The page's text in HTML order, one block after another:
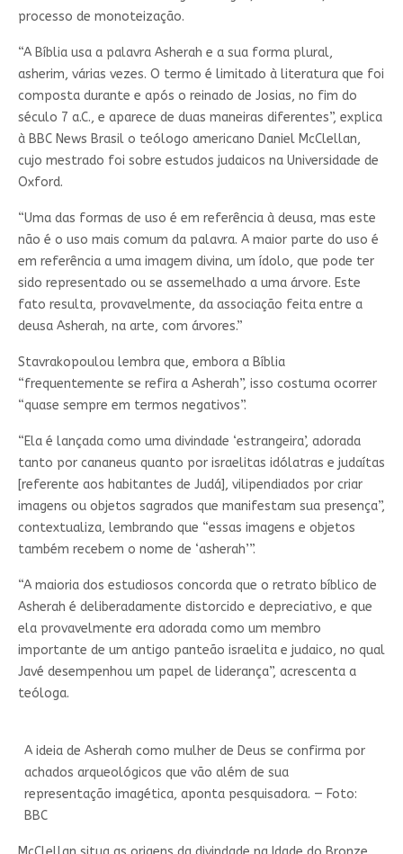
processo de monoteização.
“A Bíblia usa a palavra Asherah e a sua forma plural,
asherim, várias vezes. O termo é limitado à literatura que foi
composta durante e após o reinado de Josias, no fim do
século 7 a.C., e aparece de duas maneiras diferentes”, explica
à BBC News Brasil o teólogo americano Daniel McClellan,
cujo mestrado foi sobre estudos judaicos na Universidade de
Oxford.
“Uma das formas de uso é em referência à deusa, mas este
não é o uso mais comum da palavra. A maior parte do uso é
em referência a uma imagem divina, um ídolo, que pode ter
sido representado ou se assemelhado a uma árvore. Este
fato resulta, provavelmente, da associação feita entre a
deusa Asherah, na arte, com árvores.”
Stavrakopoulou lembra que, embora a Bíblia
“frequentemente se refira a Asherah”, isso costuma ocorrer
“quase sempre em termos negativos”.
“Ela é lançada como uma divindade ‘estrangeira’, adorada
tanto por cananeus quanto por israelitas idólatras e judaítas
[referente aos habitantes de Judá], vilipendiados por criar
imagens ou objetos sagrados que manifestam sua presença”,
contextualiza, lembrando que “essas imagens e objetos
também recebem o nome de ‘asherah’”.
“A maioria dos estudiosos concorda que o retrato bíblico de
Asherah é deliberadamente distorcido e depreciativo, e que
ela provavelmente era adorada como um membro
importante de um antigo panteão israelita e judaico, no qual
Javé desempenhou um papel de liderança”, acrescenta a
teóloga.
A ideia de Asherah como mulher de Deus se confirma por
achados arqueológicos que vão além de sua
representação imagética, aponta pesquisadora. — Foto:
BBC